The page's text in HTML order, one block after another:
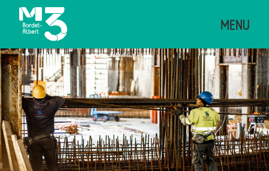
Aller
contenu
principal
MENU